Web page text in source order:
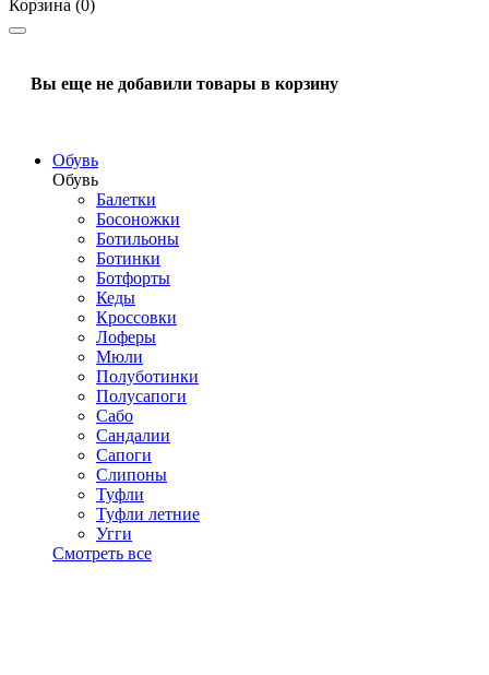
Корзина (0)
Вы еще не добавили товары в корзину
Обувь
Обувь
Балетки
Босоножки
Ботильоны
Ботинки
Ботфорты
Кеды
Кроссовки
Лоферы
Мюли
Полуботинки
Полусапоги
Сабо
Сандалии
Сапоги
Слипоны
Туфли
Туфли летние
Угги
Смотреть все